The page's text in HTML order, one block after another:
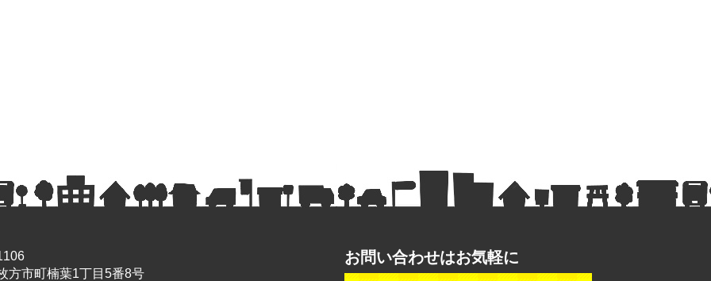
方市町楠葉1丁目5番8号
お問い合わせはお気軽に